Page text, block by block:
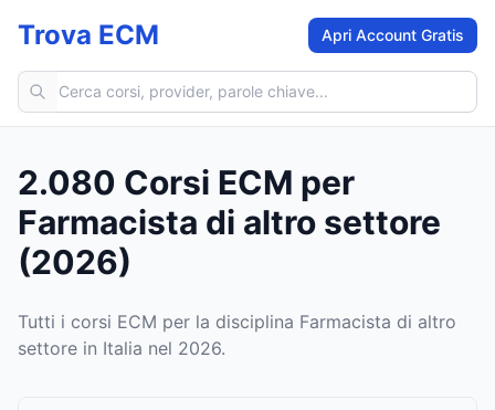
Trova ECM Apri Account Gratis
Cerca corsi ECM
2.080 Corsi ECM per
Farmacista di altro settore
(2026)
Tutti i corsi ECM per la disciplina Farmacista di altro
settore in Italia nel 2026.